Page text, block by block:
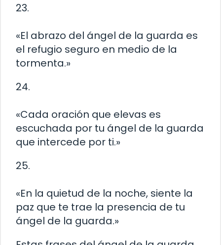
23.
«El abrazo del ángel de la guarda es
el refugio seguro en medio de la
tormenta.»
24.
«Cada oración que elevas es
escuchada por tu ángel de la guarda
que intercede por ti.»
25.
«En la quietud de la noche, siente la
paz que te trae la presencia de tu
ángel de la guarda.»